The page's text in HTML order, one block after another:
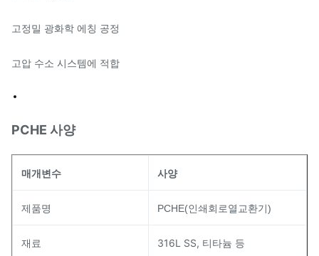
고정밀 광화학 에칭 공정
고압 수소 시스템에 적합
PCHE 사양
매개변수 사양
제품명 PCHE(인쇄회로열교환기)
재료 316L SS, 티타늄 등